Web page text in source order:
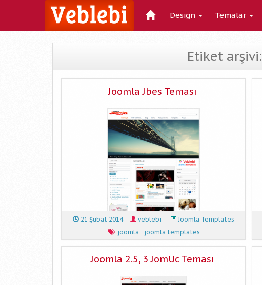
Design Temalar
Etiket
Joomla Jbes Teması
21 Şubat 2014 veblebi
Joomla Templates
joomla
joomla templates
Joomla 2.5, 3 JomUc Teması